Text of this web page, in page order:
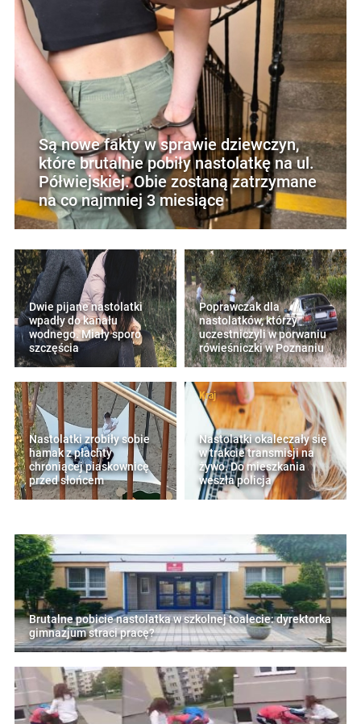
Są nowe fakty w sprawie dziewczyn,
które brutalnie pobiły nastolatkę na ul.
Półwiejskiej. Obie zostaną zatrzymane
na co najmniej 3 miesiące
Dwie pijane nastolatki
wpadły do kanału
wodnego. Miały sporo
szczęścia
Poprawczak dla
nastolatków, którzy
uczestniczyli w porwaniu
rówieśniczki w Poznaniu
Nastolatki zrobiły sobie
hamak z płachty
chroniącej piaskownicę
przed słońcem
Kraj
Nastolatki okaleczały się
w trakcie transmisji na
żywo. Do mieszkania
weszła policja
Brutalne pobicie nastolatka w szkolnej toalecie: dyrektorka
gimnazjum straci pracę?